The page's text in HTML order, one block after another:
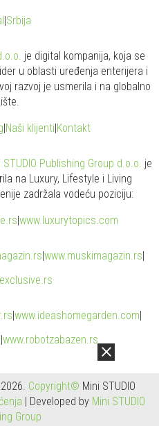
|Srbija
je digital kompanija, koja se
u oblasti uređenja enterijera i
razvoj je usmerila i na globalno
|Naši klijenti|Kontakt
STUDIO Publishing Group d.o.o. je
na Luxury, Lifestyle i Living
zadržala vodeću poziciju:
.rs|www.luxurytopics.com
|www.muskimagazin.rs|
exclusive.rs
|www.ideashomegarden.com|
|www.robotzabazen.rs
Copyright© Mini STUDIO
| Developed by Mini STUDIO
Group